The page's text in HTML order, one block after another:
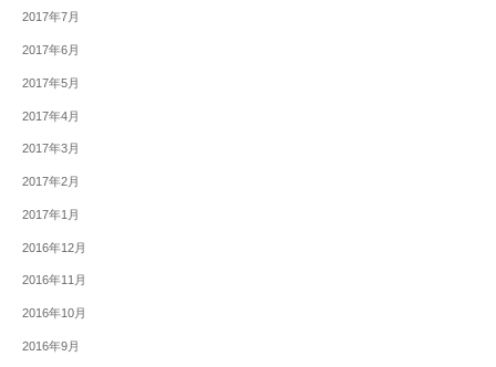
2017年7月
2017年6月
2017年5月
2017年4月
2017年3月
2017年2月
2017年1月
2016年12月
2016年11月
2016年10月
2016年9月